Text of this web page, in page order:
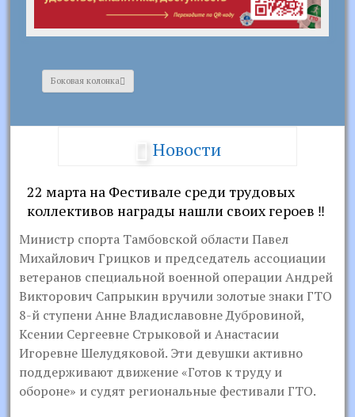
Боковая колонка
Новости
22 марта на Фестивале среди трудовых
коллективов награды нашли своих героев ‼
Министр спорта Тамбовской области Павел
Михайлович Грицков и председатель ассоциации
ветеранов специальной военной операции Андрей
Викторович Сапрыкин вручили золотые знаки ГТО
8-й ступени Анне Владиславовне Дубровиной,
Ксении Сергеевне Стрыковой и Анастасии
Игоревне Шелудяковой. Эти девушки активно
поддерживают движение «Готов к труду и
обороне» и судят региональные фестивали ГТО.